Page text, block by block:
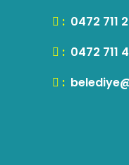
: 0472 711
: 0472 711
: